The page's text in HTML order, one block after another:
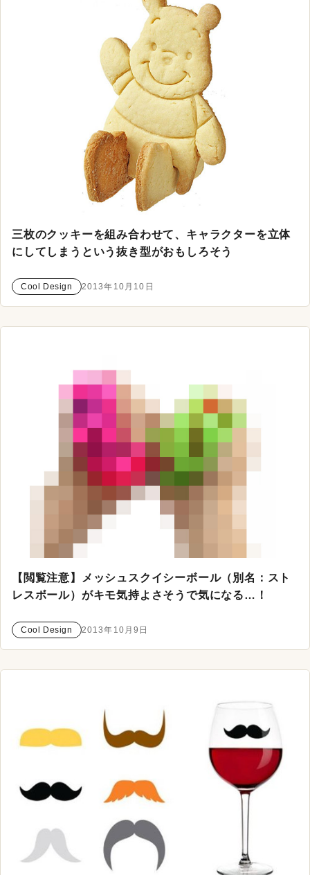
三枚のクッキーを組み合わせて、キャラクターを立体
にしてしまうという抜き型がおもしろそう
Cool Design 2013年10月10日
【閲覧注意】メッシュスクイシーボール（別名：スト
レスボール）がキモ気持よさそうで気になる…！
Cool Design 2013年10月9日